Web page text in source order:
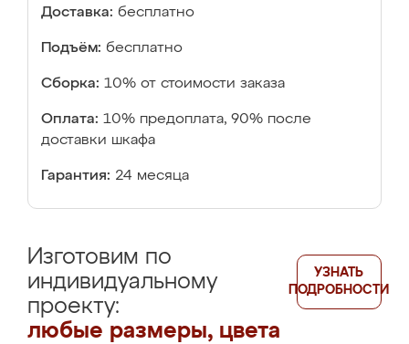
Доставка: бесплатно
Подъём: бесплатно
Сборка: 10% от стоимости заказа
Оплата: 10% предоплата, 90% после
доставки шкафа
Гарантия: 24 месяца
Изготовим по
индивидуальному
проекту:
любые размеры, цвета
УЗНАТЬ
ПОДРОБНОСТИ